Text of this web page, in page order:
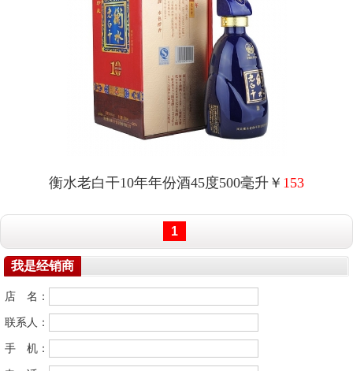
衡水老白干10年年份酒45度500毫升￥ 153
1
我是经销商
店 名：
联系人：
手 机：